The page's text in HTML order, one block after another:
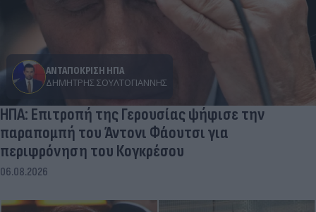
ΑΝΤΑΠΟΚΡΙΣΗ ΗΠΑ
ΔΗΜΉΤΡΗΣ ΣΟΥΛΤΟΓΙΆΝΝΗΣ
ΗΠΑ: Επιτροπή της Γερουσίας ψήφισε την
παραπομπή του Άντονι Φάουτσι για
περιφρόνηση του Κογκρέσου
06.08.2026